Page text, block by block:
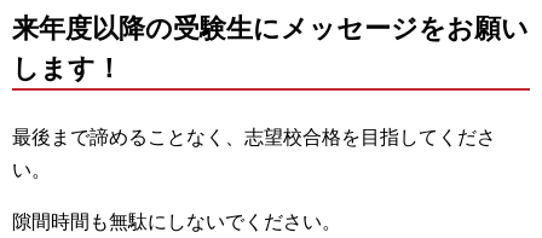
来年度以降の受験生にメッセージをお願い
します！
最後まで諦めることなく、志望校合格を目指してくださ
い。
隙間時間も無駄にしないでください。